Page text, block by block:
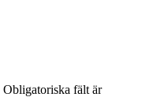
Obligatoriska fält är